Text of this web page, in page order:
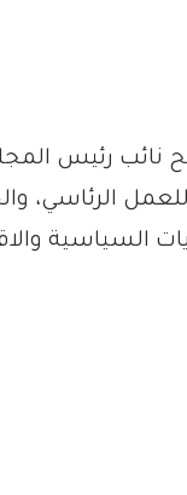
رئيس
الرئاسي،
السياسية